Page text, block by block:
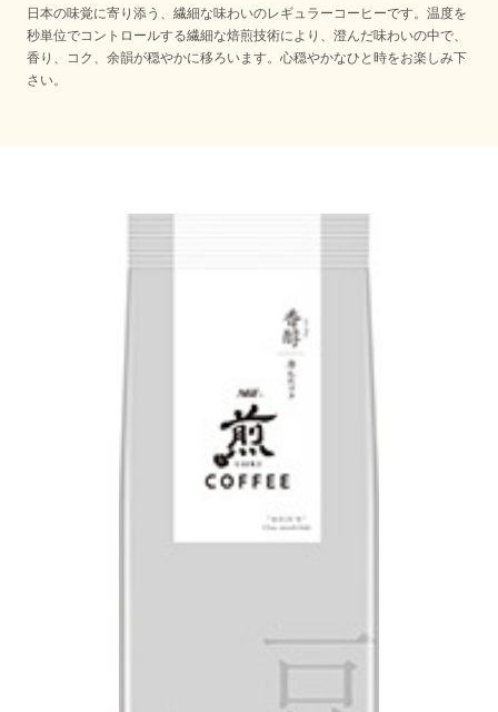
日本の味覚に寄り添う、繊細な味わいのレギュラーコーヒーです。温度を
秒単位でコントロールする繊細な焙煎技術により、澄んだ味わいの中で、
香り、コク、余韻が穏やかに移ろいます。心穏やかなひと時をお楽しみ下
さい。